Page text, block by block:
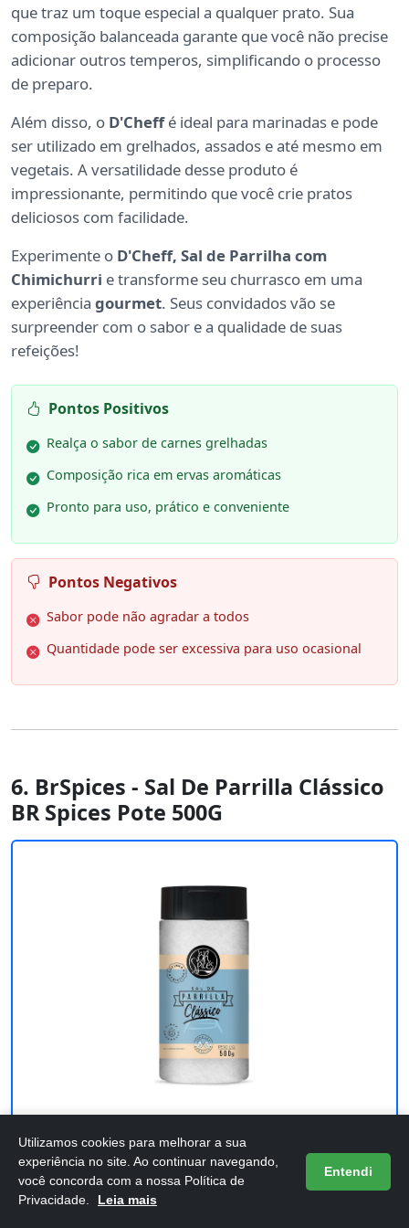
que traz um toque especial a qualquer prato. Sua
composição balanceada garante que você não precise
adicionar outros temperos, simplificando o processo
de preparo.
Além disso, o D'Cheffé ideal para marinadas e pode
ser utilizado em grelhados, assados e até mesmo em
vegetais. A versatilidade desse produto é
impressionante, permitindo que você crie pratos
deliciosos com facilidade.
Experimente o D'Cheff, Sal de Parrilha com
Chimichurri e transforme seu churrasco em uma
experiência gourmet. Seus convidados vão se
surpreender com o sabor e a qualidade de suas
refeições!
Pontos Positivos
Realça o sabor de carnes grelhadas
Composição rica em ervas aromáticas
Pronto para uso, prático e conveniente
Pontos Negativos
Sabor pode não agradar a todos
Quantidade pode ser excessiva para uso ocasional
6. BrSpices - Sal De Parrilla Clássico
BR Spices Pote 500G
Custo-benefício
BrSpices - Sal De Parrilla Clássico BR
Utilizamos cookies para melhorar a sua
experiência no site. Ao continuar navegando,
você concorda com a nossa Política de
Privacidade.
Leia mais
Entendi